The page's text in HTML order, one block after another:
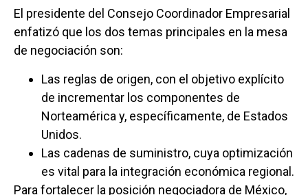
El presidente del Consejo Coordinador Empresarial
enfatizó que los dos temas principales en la mesa
de negociación son:
Las reglas de origen, con el objetivo explícito
de incrementar los componentes de
Norteamérica y, específicamente, de Estados
Unidos.
Las cadenas de suministro, cuya optimización
es vital para la integración económica regional.
Para fortalecer la posición negociadora de México,